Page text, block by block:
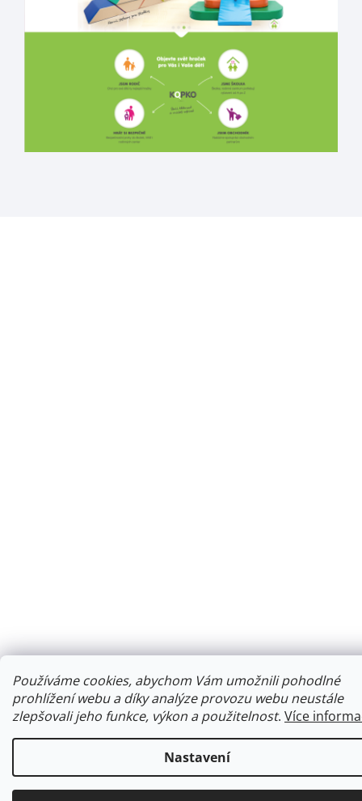
Používáme cookies, abychom Vám umožnili pohodlné
prohlížení webu a díky analýze provozu webu neustále
zlepšovali jeho funkce, výkon a použitelnost. Více
Nastavení